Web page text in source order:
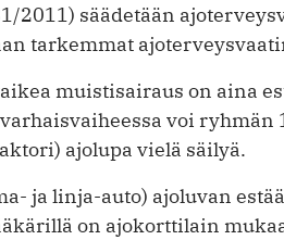
2011) säädetään
tarkemmat
muistisairaus on aina
voi ryhmän
ajolupa vielä säilyä.
ja linja-auto) ajoluvan
on ajokorttilain